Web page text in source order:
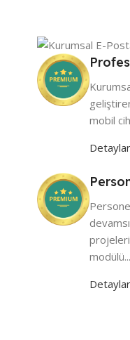
mobil
Detaylar
projeleri
modülü...
Detaylar